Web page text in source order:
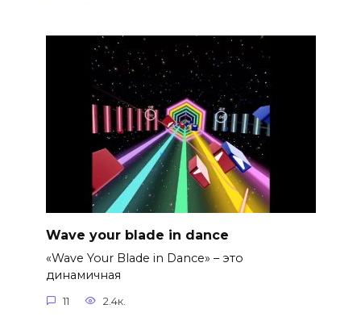
Wave your blade in dance
«Wave Your Blade in Dance» – это
динамичная
11 2.4к.